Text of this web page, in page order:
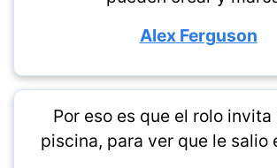
Alex Ferguson
Por eso es que el rolo invita
piscina, para ver que le salio